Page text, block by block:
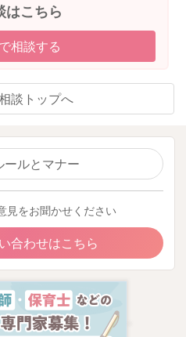
はこちら
相談する
談トップへ
ールとマナー
見をお聞かせください
合わせはこちら